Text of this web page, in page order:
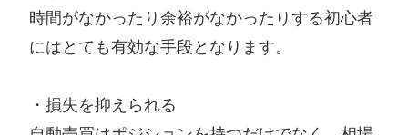
時間がなかったり余裕がなかったりする初心者
にはとても有効な手段となります。
・損失を抑えられる